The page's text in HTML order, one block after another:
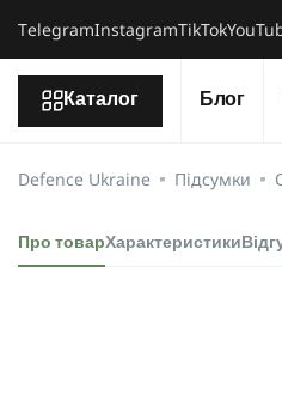
ТelegramInstagramTikTok
Каталог Блог
Defence Ukraine Підсумки
Про товарХарактеристики